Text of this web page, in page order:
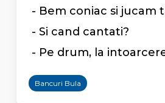
- Bem coniac si jucam
- Si cand cantati?
- Pe drum, la
Bancuri Bula